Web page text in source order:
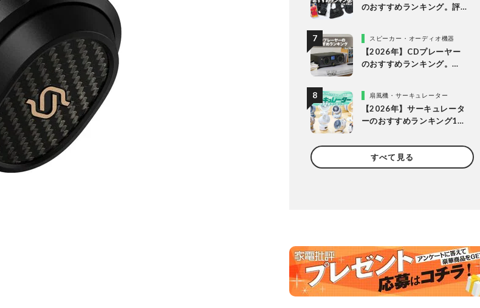
のおすすめランキング。評
スピーカー・オーディオ機器
【2026年】CDプレーヤー
のおすすめランキング。
底検証
扇風機・サーキュレーター
【2026年】サーキュレータ
ーのおすすめランキング10
性、使い勝手を徹底比較
すべて見る